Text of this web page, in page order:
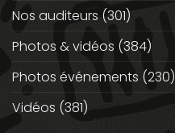
Nos auditeurs (301)
Photos & vidéos (384)
Photos événements (230)
Vidéos (381)